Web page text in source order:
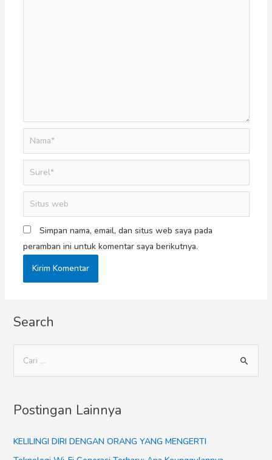
Simpan nama, email, dan situs web saya pada
peramban ini untuk komentar saya berikutnya.
Search
Postingan Lainnya
KELILINGI DIRI DENGAN ORANG YANG MENGERTI